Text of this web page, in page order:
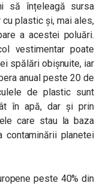
să înțeleagă sursa
plastic și, mai ales,
a acestei poluări.
vestimentar poate
spălări obișnuite, iar
anual peste 20 de
de plastic sunt
în apă, dar și prin
care stau la baza
contaminării planetei
peste 40% din